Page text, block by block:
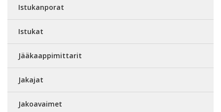
Istukanporat
Istukat
Jääkaappimittarit
Jakajat
Jakoavaimet